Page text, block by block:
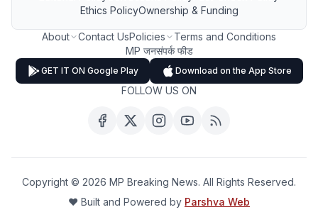
Ethics PolicyOwnership & Funding
About Contact UsPolicies
Terms and Conditions
MP जनसंपर्क फीड
GET IT ON Google Play Download on the App Store
FOLLOW US ON
Copyright © 2026 MP Breaking News. All Rights Reserved.
❤️ Built and Powered by Parshva Web